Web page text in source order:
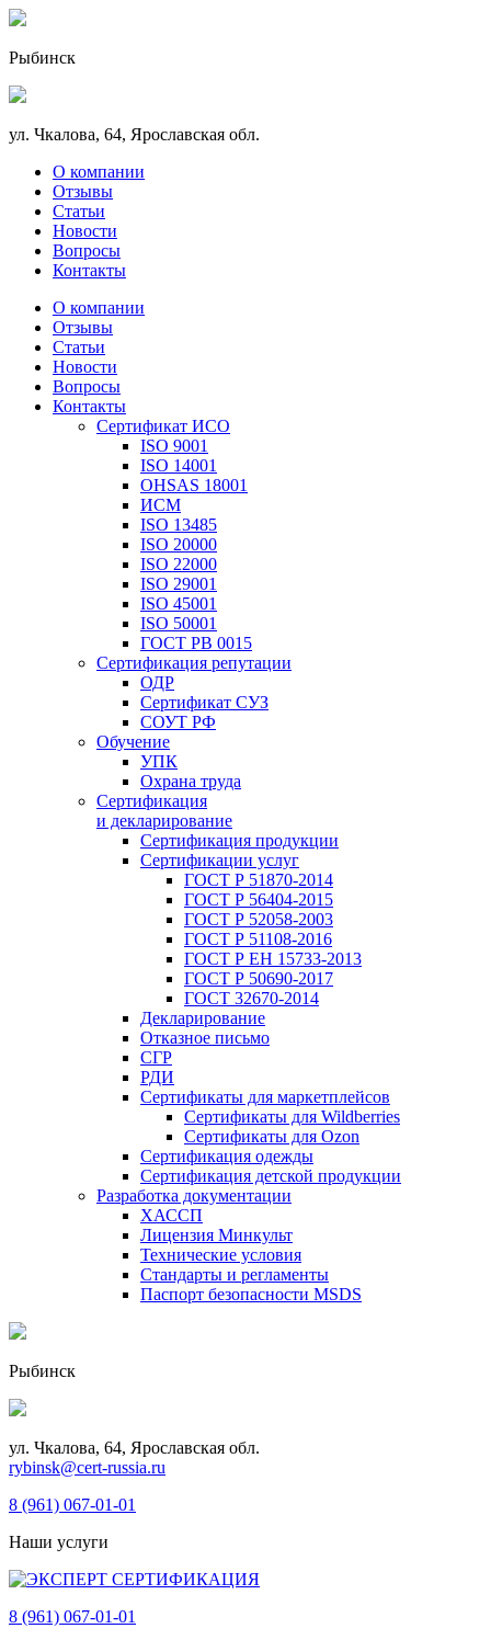
Рыбинск
ул. Чкалова, 64, Ярославская обл.
О компании
Отзывы
Статьи
Новости
Вопросы
Контакты
О компании
Отзывы
Статьи
Новости
Вопросы
Контакты
Сертификат ИСО
ISO 9001
ISO 14001
OHSAS 18001
ИСМ
ISO 13485
ISO 20000
ISO 22000
ISO 29001
ISO 45001
ISO 50001
ГОСТ РВ 0015
Сертификация репутации
ОДР
Сертификат СУЗ
СОУТ РФ
Обучение
УПК
Охрана труда
Сертификация
и декларирование
Сертификация продукции
Сертификации услуг
ГОСТ Р 51870-2014
ГОСТ Р 56404-2015
ГОСТ Р 52058-2003
ГОСТ Р 51108-2016
ГОСТ Р ЕН 15733-2013
ГОСТ Р 50690-2017
ГОСТ 32670-2014
Декларирование
Отказное письмо
СГР
РДИ
Сертификаты для маркетплейсов
Сертификаты для Wildberries
Сертификаты для Ozon
Сертификация одежды
Сертификация детской продукции
Разработка документации
ХАССП
Лицензия Минкульт
Технические условия
Стандарты и регламенты
Паспорт безопасности MSDS
Рыбинск
ул. Чкалова, 64, Ярославская обл.
rybinsk@cert-russia.ru
8 (961) 067-01-01
Наши услуги
8 (961) 067-01-01